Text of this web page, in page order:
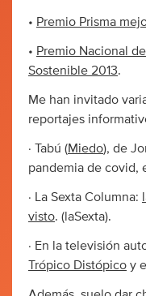
• Premio Prisma
• Premio Nacional
Sostenible 2013.
Me han invitado
reportajes
· Tabú (Miedo), de
pandemia de covid,
· La Sexta Columna:
visto. (laSexta).
· En la televisión
Trópico Distópico y